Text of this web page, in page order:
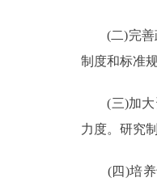
(二)完善政
制度和标准
(三)加大资
力度。研究
(四)培养专